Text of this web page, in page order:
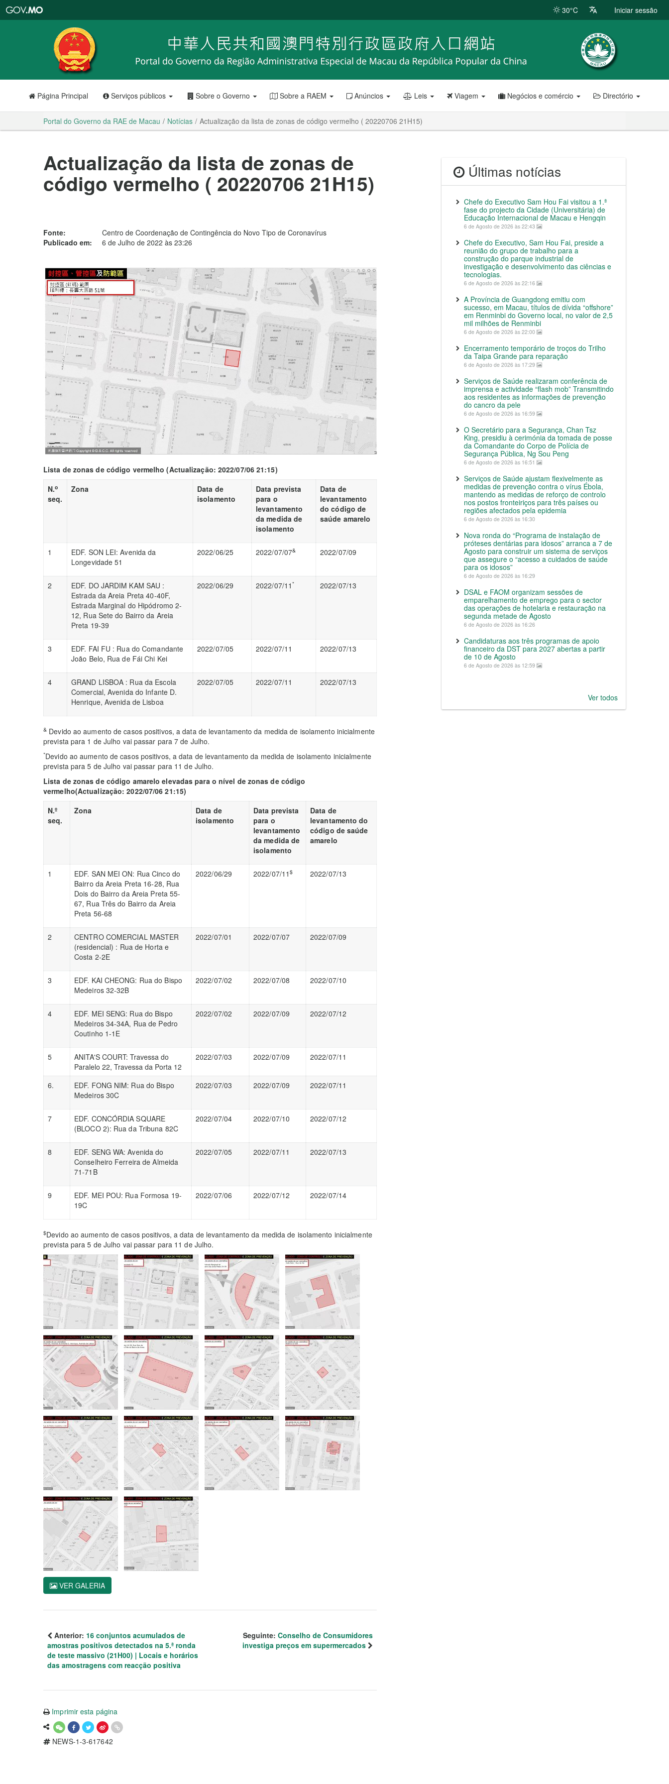
RAE
de
Macau
30°C Iniciar sessão
Página Principal Serviços públicos Sobre o Governo Sobre a RAEM Anúncios Leis Viagem Negócios e comércio Directório
Portal do Governo da RAE de Macau Notícias Actualização da lista de zonas de código vermelho ( 20220706 21H15)
Actualização da lista de zonas de
código vermelho ( 20220706 21H15)
Fonte:
Centro de Coordenação de Contingência do Novo Tipo de Coronavírus
Publicado em:
6 de Julho de 2022 às 23:26
Lista de zonas de código vermelho (Actualização: 2022/07/06 21:15)
N.o
seq.
Zona
Data de
isolamento
Data prevista
para o
levantamento
da medida de
isolamento
Data de
levantamento
do código de
saúde amarelo
1
EDF. SON LEI: Avenida da
Longevidade 51
2022/06/25 2022/07/07& 2022/07/09
2
EDF. DO JARDIM KAM SAU :
Estrada da Areia Preta 40-40F,
Estrada Marginal do Hipódromo 2-
12, Rua Sete do Bairro da Areia
Preta 19-39
2022/06/29 2022/07/11 * 2022/07/13
3
EDF. FAI FU : Rua do Comandante
João Belo, Rua de Fái Chi Kei
2022/07/05 2022/07/11 2022/07/13
4
GRAND LISBOA : Rua da Escola
Comercial, Avenida do Infante D.
Henrique, Avenida de Lisboa
2022/07/05 2022/07/11 2022/07/13
& Devido ao aumento de casos positivos, a data de levantamento da medida de isolamento inicialmente
prevista para 1 de Julho vai passar para 7 de Julho.
*Devido ao aumento de casos positivos, a data de levantamento da medida de isolamento inicialmente
prevista para 5 de Julho vai passar para 11 de Julho.
Lista de zonas de código amarelo elevadas para o nível de zonas de código
vermelho(Actualização: 2022/07/06 21:15)
N.º
seq.
Zona
Data de
isolamento
Data prevista
para o
levantamento
da medida de
isolamento
Data de
levantamento do
código de saúde
amarelo
1
EDF. SAN MEI ON: Rua Cinco do
Bairro da Areia Preta 16-28, Rua
Dois do Bairro da Areia Preta 55-
67, Rua Três do Bairro da Areia
Preta 56-68
2022/06/29 2022/07/11 $ 2022/07/13
2
CENTRO COMERCIAL MASTER
(residencial) : Rua de Horta e
Costa 2-2E
2022/07/01 2022/07/07 2022/07/09
3
EDF. KAI CHEONG: Rua do Bispo
Medeiros 32-32B
2022/07/02 2022/07/08 2022/07/10
4
EDF. MEI SENG: Rua do Bispo
Medeiros 34-34A, Rua de Pedro
Coutinho 1-1E
2022/07/02 2022/07/09 2022/07/12
5
ANITA'S COURT: Travessa do
Paralelo 22, Travessa da Porta 12
2022/07/03 2022/07/09 2022/07/11
6.
EDF. FONG NIM: Rua do Bispo
Medeiros 30C
2022/07/03 2022/07/09 2022/07/11
7
EDF. CONCÓRDIA SQUARE
(BLOCO 2): Rua da Tribuna 82C
2022/07/04 2022/07/10 2022/07/12
8
EDF. SENG WA: Avenida do
Conselheiro Ferreira de Almeida
71-71B
2022/07/05 2022/07/11 2022/07/13
9
EDF. MEI POU: Rua Formosa 19-
19C
2022/07/06 2022/07/12 2022/07/14
$Devido ao aumento de casos positivos, a data de levantamento da medida de isolamento inicialmente
prevista para 5 de Julho vai passar para 11 de Julho.
VER GALERIA
Anterior: 16 conjuntos acumulados de
amostras positivos detectados na 5.ª ronda
de teste massivo (21H00) | Locais e horários
das amostragens com reacção positiva
Seguinte: Conselho de Consumidores
investiga preços em supermercados
Imprimir esta página
NEWS-1-3-617642
Últimas notícias
Chefe do Executivo Sam Hou Fai visitou a 1.ª
fase do projecto da Cidade (Universitária) de
Educação Internacional de Macau e Hengqin
6 de Agosto de 2026 às 22:43
Chefe do Executivo, Sam Hou Fai, preside a
reunião do grupo de trabalho para a
construção do parque industrial de
investigação e desenvolvimento das ciências e
tecnologias.
6 de Agosto de 2026 às 22:16
A Província de Guangdong emitiu com
sucesso, em Macau, títulos de dívida “offshore”
em Renminbi do Governo local, no valor de 2,5
mil milhões de Renminbi
6 de Agosto de 2026 às 22:00
Encerramento temporário de troços do Trilho
da Taipa Grande para reparação
6 de Agosto de 2026 às 17:29
Serviços de Saúde realizaram conferência de
imprensa e actividade “flash mob” Transmitindo
aos residentes as informações de prevenção
do cancro da pele
6 de Agosto de 2026 às 16:59
O Secretário para a Segurança, Chan Tsz
King, presidiu à cerimónia da tomada de posse
da Comandante do Corpo de Polícia de
Segurança Pública, Ng Sou Peng
6 de Agosto de 2026 às 16:51
Serviços de Saúde ajustam flexivelmente as
medidas de prevenção contra o vírus Ébola,
mantendo as medidas de reforço de controlo
nos postos fronteiriços para três países ou
regiões afectados pela epidemia
6 de Agosto de 2026 às 16:30
Nova ronda do “Programa de instalação de
próteses dentárias para idosos” arranca a 7 de
Agosto para construir um sistema de serviços
que assegure o “acesso a cuidados de saúde
para os idosos”
6 de Agosto de 2026 às 16:29
DSAL e FAOM organizam sessões de
emparelhamento de emprego para o sector
das operações de hotelaria e restauração na
segunda metade de Agosto
6 de Agosto de 2026 às 16:26
Candidaturas aos três programas de apoio
financeiro da DST para 2027 abertas a partir
de 10 de Agosto
6 de Agosto de 2026 às 12:59
Ver todos